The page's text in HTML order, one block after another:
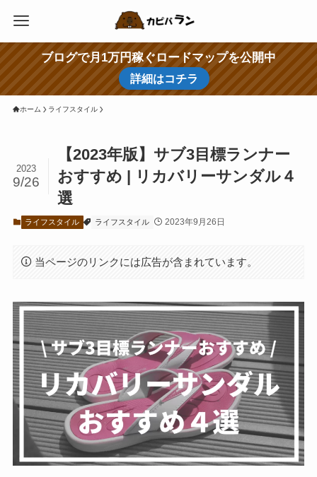
ブログで月1万円稼ぐロードマップを公開中
詳細はコチラ
ホーム ライフスタイル
【2023年版】サブ3目標ランナー
おすすめ | リカバリーサンダル４
選
2023
9/26
ライフスタイル ライフスタイル 2023年9月26日
当ページのリンクには広告が含まれています。